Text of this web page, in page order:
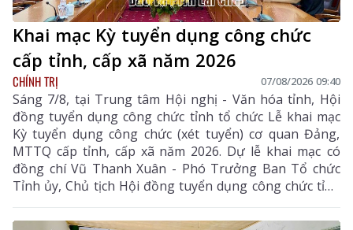
Khai mạc Kỳ tuyển dụng công chức
cấp tỉnh, cấp xã năm 2026
CHÍNH TRỊ 07/08/2026 09:40
Sáng 7/8, tại Trung tâm Hội nghị - Văn hóa tỉnh, Hội
đồng tuyển dụng công chức tỉnh tổ chức Lễ khai mạc
Kỳ tuyển dụng công chức (xét tuyển) cơ quan Đảng,
MTTQ cấp tỉnh, cấp xã năm 2026. Dự lễ khai mạc có
đồng chí Vũ Thanh Xuân - Phó Trưởng Ban Tổ chức
Tỉnh ủy, Chủ tịch Hội đồng tuyển dụng công chức tỉnh
cùng các thành viên hội đồng tuyển dụng, ban giám
sát, ban vấn đáp và thí sinh tham dự kỳ tuyển dụng.